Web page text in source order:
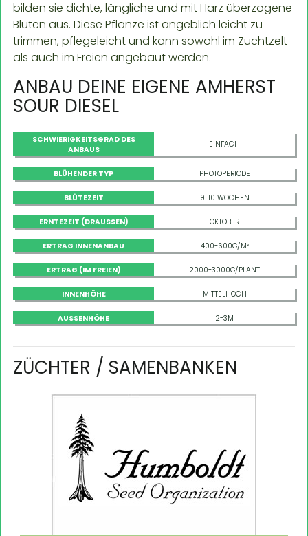
bilden sie dichte, längliche und mit Harz überzogene
Blüten aus. Diese Pflanze ist angeblich leicht zu
trimmen, pflegeleicht und kann sowohl im Zuchtzelt
als auch im Freien angebaut werden.
ANBAU DEINE EIGENE AMHERST
SOUR DIESEL
SCHWIERIGKEITSGRAD DES
ANBAUS
EINFACH
BLÜHENDER TYP PHOTOPERIODE
BLÜTEZEIT 9-10 WOCHEN
ERNTEZEIT (DRAUSSEN) OKTOBER
ERTRAG INNENANBAU 400-600G/M²
ERTRAG (IM FREIEN) 2000-3000G/PLANT
INNENHÖHE MITTELHOCH
AUSSENHÖHE 2-3M
ZÜCHTER / SAMENBANKEN